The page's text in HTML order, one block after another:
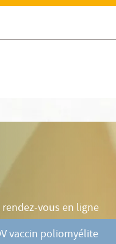
rendez-vous en ligne
vaccin poliomyélite